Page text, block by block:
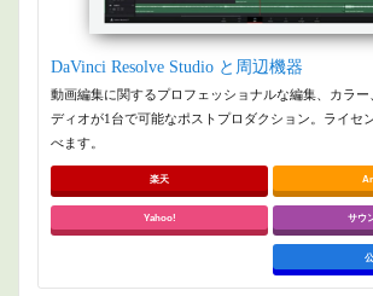
DaVinci Resolve Studio と周辺機器
動画編集に関するプロフェッショナルな編集、カラ
ディオが1台で可能なポストプロダクション。ライセ
べます。
楽天
Yahoo! サウ